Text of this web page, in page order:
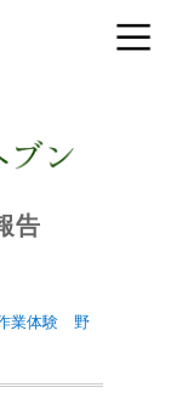
告
業体験 野